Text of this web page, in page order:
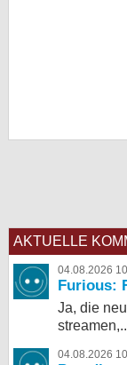
AKTUELLE
04.08.2026
Furious:
Ja, die
04.08.2026